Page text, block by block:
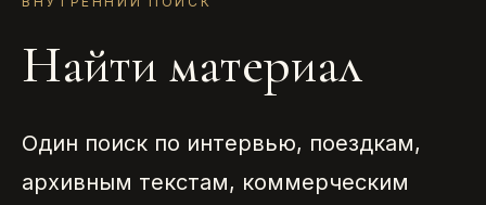
Найти материал
Один поиск по интервью, поездкам,
архивным текстам, коммерческим